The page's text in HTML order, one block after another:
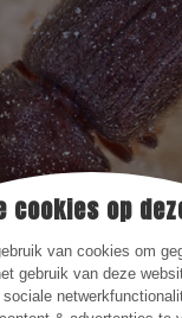
cookies op
van cookies om
gebruik van deze
knagen
waardoor er gaatjes
Deze kevers zijn
vorm. Ze zijn
is meestal bedekt door het
mm groot.